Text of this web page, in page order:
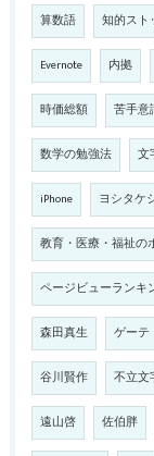
算数語 知的スト
Evernote 内拠
時価総額 苦手意
数学の勉強法 文
iPhone ヨシタケ
教育・医療・福祉の
ページビューランキ
森田真生 ゲーテ
谷川賢作 不立文
遠山啓 佐伯胖